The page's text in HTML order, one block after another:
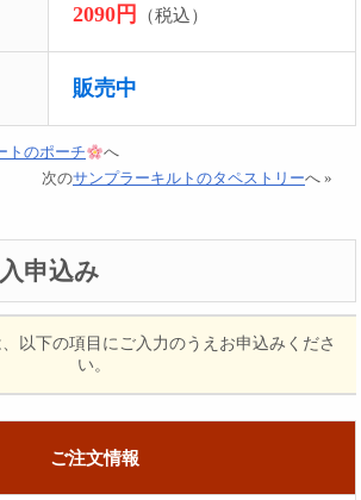
2090円 （税込）
販売中
トのポーチ
へ
次のサンプラーキルトのタペストリーへ »
申込み
以下の項目にご入力のうえお申込みくださ
い。
ご注文情報